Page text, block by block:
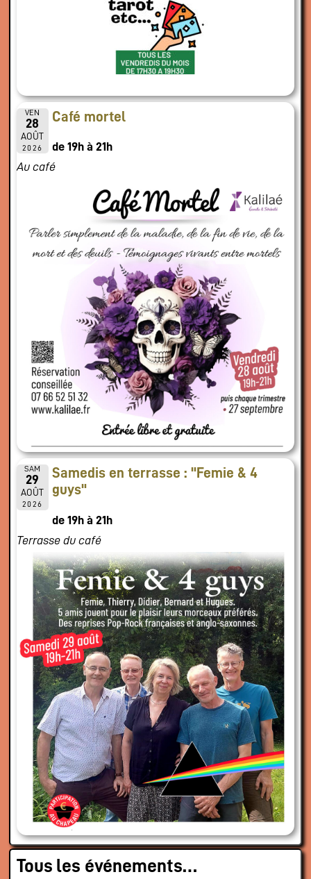
VEN
28
AOÛT
2026
Café mortel
de 19h à 21h
Au café
SAM
29
AOÛT
2026
Samedis en terrasse : "Femie & 4
guys"
de 19h à 21h
Terrasse du café
Tous les événements…